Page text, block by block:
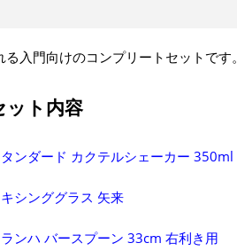
入門向けのコンプリートセットです。
ット内容
ンダード カクテルシェーカー 350ml
キシンググラス 矢来
ンハ バースプーン 33cm 右利き用